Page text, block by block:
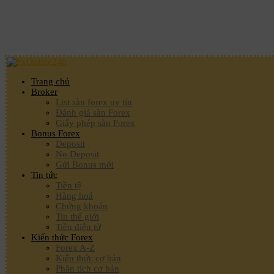
Trang chủ
Broker
List sàn forex uy tín
Đánh giá sàn Forex
Giấy phép sàn Forex
Bonus Forex
Deposit
No Deposit
Gửi Bonus mới
Tin tức
Tiền tệ
Hàng hoá
Chứng khoán
Tin thế giới
Tiền điện tử
Kiến thức Forex
Forex A-Z
Kiến thức cơ bản
Phân tích cơ bản